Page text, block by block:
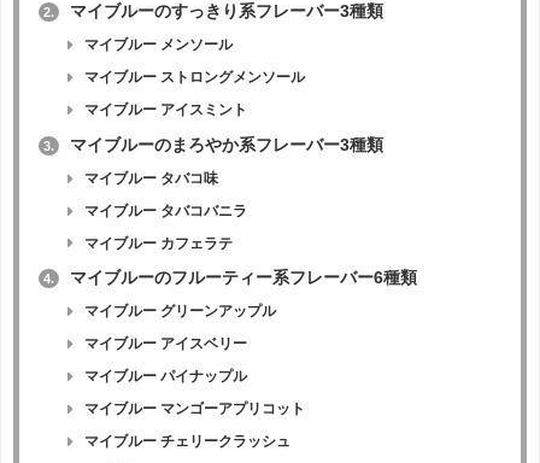
2. マイブルーのすっきり系フレーバー3種類
マイブルー メンソール
マイブルー ストロングメンソール
マイブルー アイスミント
3. マイブルーのまろやか系フレーバー3種類
マイブルー タバコ味
マイブルー タバコバニラ
マイブルー カフェラテ
4. マイブルーのフルーティー系フレーバー6種類
マイブルー グリーンアップル
マイブルー アイスベリー
マイブルー パイナップル
マイブルー マンゴーアプリコット
マイブルー チェリークラッシュ